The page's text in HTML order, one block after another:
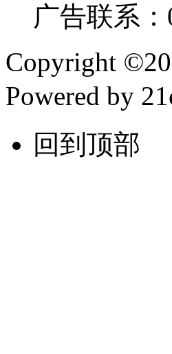
广告联系：
Copyright ©
Powered by
回到顶部